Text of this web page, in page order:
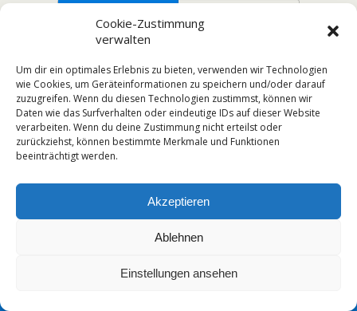
Cookie-Zustimmung
verwalten
Um dir ein optimales Erlebnis zu bieten, verwenden wir Technologien
wie Cookies, um Geräteinformationen zu speichern und/oder darauf
zuzugreifen. Wenn du diesen Technologien zustimmst, können wir
Daten wie das Surfverhalten oder eindeutige IDs auf dieser Website
verarbeiten. Wenn du deine Zustimmung nicht erteilst oder
zurückziehst, können bestimmte Merkmale und Funktionen
beeinträchtigt werden.
Akzeptieren
Ablehnen
Einstellungen ansehen
Mobil Desktop